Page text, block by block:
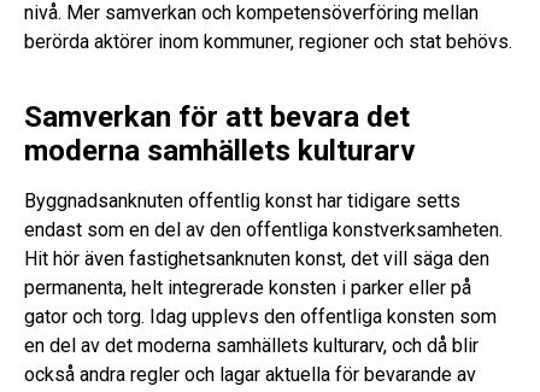
nivå. Mer samverkan och kompetensöverföring mellan
berörda aktörer inom kommuner, regioner och stat behövs.
Samverkan för att bevara det
moderna samhällets kulturarv
Byggnadsanknuten offentlig konst har tidigare setts
endast som en del av den offentliga konstverksamheten.
Hit hör även fastighetsanknuten konst, det vill säga den
permanenta, helt integrerade konsten i parker eller på
gator och torg. Idag upplevs den offentliga konsten som
en del av det moderna samhällets kulturarv, och då blir
också andra regler och lagar aktuella för bevarande av